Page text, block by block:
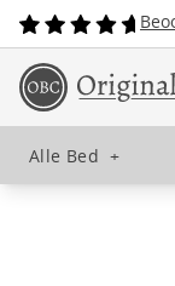
Alle Bed +